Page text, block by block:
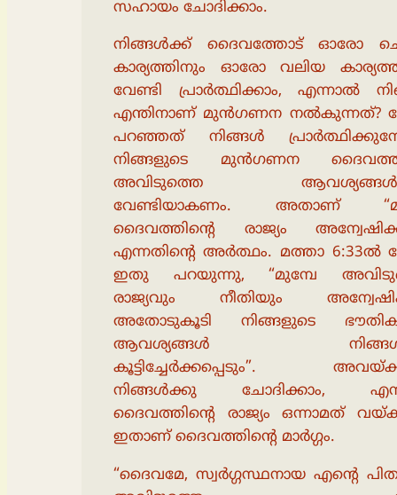
സഹായം ചോദിക്കാം.
നിങ്ങൾക്ക് ദൈവത്തോട് ഓരോ
കാര്യത്തിനും ഓരോ വലിയ
വേണ്ടി പ്രാർത്ഥിക്കാം, എന്നാൽ
എന്തിനാണ് മുൻഗണന നൽകുന്നത്?
പറഞ്ഞത് നിങ്ങൾ
നിങ്ങളുടെ മുൻഗണന
അവിടുത്തെ
വേണ്ടിയാകണം. അതാണ്
ദൈവത്തിൻ്റെ രാജ്യം
എന്നതിൻ്റെ അർത്ഥം. മത്താ 6:33ൽ
ഇതു പറയുന്നു, “മുമ്പേ
രാജ്യവും നീതിയും
അതോടുകൂടി നിങ്ങളുടെ
ആവശ്യങ്ങൾ
കൂട്ടിച്ചേർക്കപ്പെടും”.
നിങ്ങൾക്കു ചോദിക്കാം,
ദൈവത്തിൻ്റെ രാജ്യം ഒന്നാമത്
ഇതാണ് ദൈവത്തിൻ്റെ മാർഗ്ഗം.
“ദൈവമേ, സ്വർഗ്ഗസ്ഥനായ എൻ്റെ